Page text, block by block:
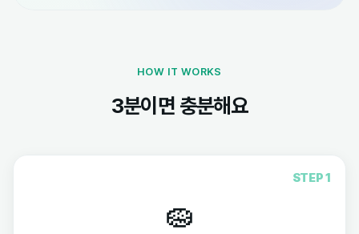
HOW IT WORKS
3분이면 충분해요
STEP 1
🧽